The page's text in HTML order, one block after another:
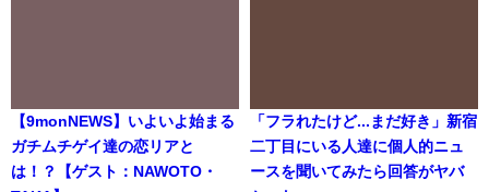
【9monNEWS】いよいよ始まる
ガチムチゲイ達の恋リアと
は！？【ゲスト：NAWOTO・
「フラれたけど...まだ好き」新宿
二丁目にいる人達に個人的ニュ
ースを聞いてみたら回答がヤバ